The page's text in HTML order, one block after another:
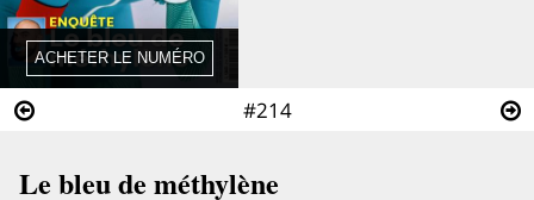
#214
Le bleu de méthylène